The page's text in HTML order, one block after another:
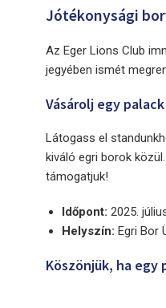
Jótékonysági
Az Eger Lions Club
jegyében ismét
Vásárolj egy
Látogass el
kiváló egri borok
támogatjuk!
Időpont: 2025.
Helyszín: Egri Bor
Köszönjük, ha